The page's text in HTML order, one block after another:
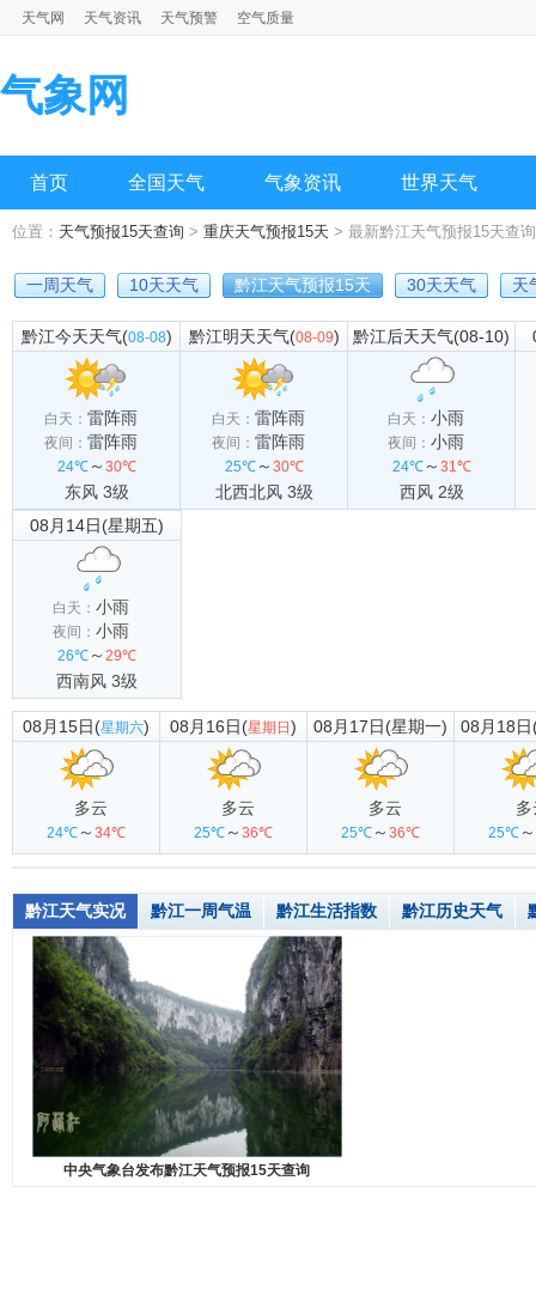
天气网 天气资讯 天气预警 空气质量
气象网
首页 全国天气 气象资讯 世界天气
位置： 天气预报15天查询 > 重庆天气预报15天 > 最新黔江天气预报15天查询
一周天气 10天天气 黔江天气预报15天 30天天气 天
黔江今天天气(08-08)
白天： 雷阵雨
夜间： 雷阵雨
24℃～ 30℃
东风 3级
黔江明天天气(08-09)
白天： 雷阵雨
夜间： 雷阵雨
25℃～ 30℃
北西北风 3级
黔江后天天气(08-10)
白天： 小雨
夜间： 小雨
24℃～ 31℃
西风 2级
08月14日(星期五)
白天： 小雨
夜间： 小雨
26℃ ～ 29℃
西南风 3级
08月15日(星期六)
多云
24℃ ～ 34℃
08月16日(星期日 )
多云
25℃ ～ 36℃
08月17日(星期一)
多云
25℃ ～ 36℃
08月18
25℃ ～
黔江天气实况 黔江一周气温 黔江生活指数 黔江历史天气
中央气象台发布黔江天气预报15天查询